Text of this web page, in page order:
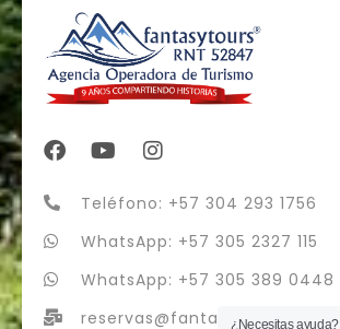
Teléfono: +57 304 293 1756
WhatsApp: +57 305 2327 115
WhatsApp: +57 305 389 0448
reservas@fantasytours.co
¿Necesitas ayuda?